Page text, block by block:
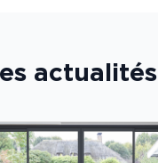
actualités